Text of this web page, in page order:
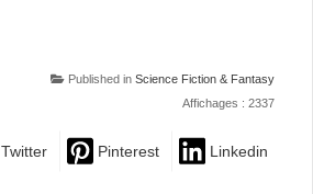
Published in Science Fiction & Fantasy
Affichages : 2337
Twitter Pinterest Linkedin